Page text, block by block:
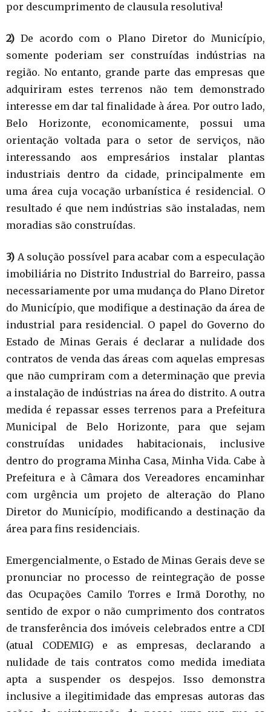
por descumprimento de clausula resolutiva!
2) De acordo com o Plano Diretor do Município,
somente poderiam ser construídas indústrias na
região. No entanto, grande parte das empresas que
adquiriram estes terrenos não tem demonstrado
interesse em dar tal finalidade à área. Por outro lado,
Belo Horizonte, economicamente, possui uma
orientação voltada para o setor de serviços, não
interessando aos empresários instalar plantas
industriais dentro da cidade, principalmente em
uma área cuja vocação urbanística é residencial. O
resultado é que nem indústrias são instaladas, nem
moradias são construídas.
3) A solução possível para acabar com a especulação
imobiliária no Distrito Industrial do Barreiro, passa
necessariamente por uma mudança do Plano Diretor
do Município, que modifique a destinação da área de
industrial para residencial. O papel do Governo do
Estado de Minas Gerais é declarar a nulidade dos
contratos de venda das áreas com aquelas empresas
que não cumpriram com a determinação que previa
a instalação de indústrias na área do distrito. A outra
medida é repassar esses terrenos para a Prefeitura
Municipal de Belo Horizonte, para que sejam
construídas unidades habitacionais, inclusive
dentro do programa Minha Casa, Minha Vida. Cabe à
Prefeitura e à Câmara dos Vereadores encaminhar
com urgência um projeto de alteração do Plano
Diretor do Município, modificando a destinação da
área para fins residenciais.
Emergencialmente, o Estado de Minas Gerais deve se
pronunciar no processo de reintegração de posse
das Ocupações Camilo Torres e Irmã Dorothy, no
sentido de expor o não cumprimento dos contratos
de transferência dos imóveis celebrados entre a CDI
(atual CODEMIG) e as empresas, declarando a
nulidade de tais contratos como medida imediata
apta a suspender os despejos. Isso demonstra
inclusive a ilegitimidade das empresas autoras das